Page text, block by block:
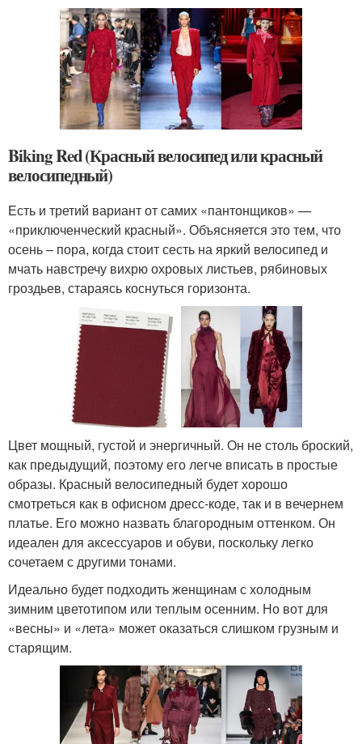
Biking Red (Красный велосипед или красный
велосипедный)
Есть и третий вариант от самих «пантонщиков» —
«приключенческий красный». Объясняется это тем, что
осень – пора, когда стоит сесть на яркий велосипед и
мчать навстречу вихрю охровых листьев, рябиновых
гроздьев, стараясь коснуться горизонта.
Цвет мощный, густой и энергичный. Он не столь броский,
как предыдущий, поэтому его легче вписать в простые
образы. Красный велосипедный будет хорошо
смотреться как в офисном дресс-коде, так и в вечернем
платье. Его можно назвать благородным оттенком. Он
идеален для аксессуаров и обуви, поскольку легко
сочетаем с другими тонами.
Идеально будет подходить женщинам с холодным
зимним цветотипом или теплым осенним. Но вот для
«весны» и «лета» может оказаться слишком грузным и
старящим.